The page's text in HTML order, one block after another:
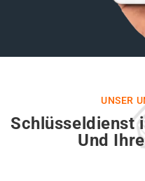
UNSER
Schlüsseldienst
Und